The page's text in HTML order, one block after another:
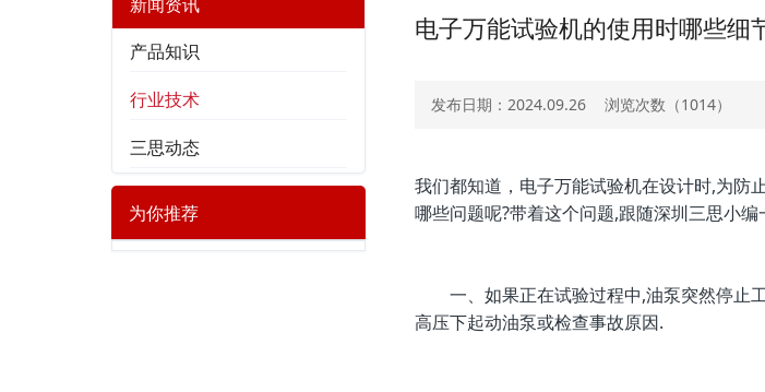
电子万能试验机的使用时哪些细
发布日期：2024.09.26 浏览次数（1014）
我们都知道，电子万能试验机在设计时,为防
哪些问题呢?带着这个问题,跟随深圳三思小
一、如果正在试验过程中,油泵突然停止工
高压下起动油泵或检查事故原因.
产品知识
行业技术
三思动态
为你推荐